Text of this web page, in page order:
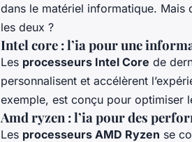
dans le matériel informatique. Mais
les deux ?
Intel core : l’ia pour une
Les processeurs Intel Core de
personnalisent et accélèrent
exemple, est conçu pour optimiser
Amd ryzen : l’ia pour des
Les processeurs AMD Ryzen se